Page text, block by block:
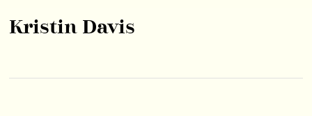
Kristin Davis